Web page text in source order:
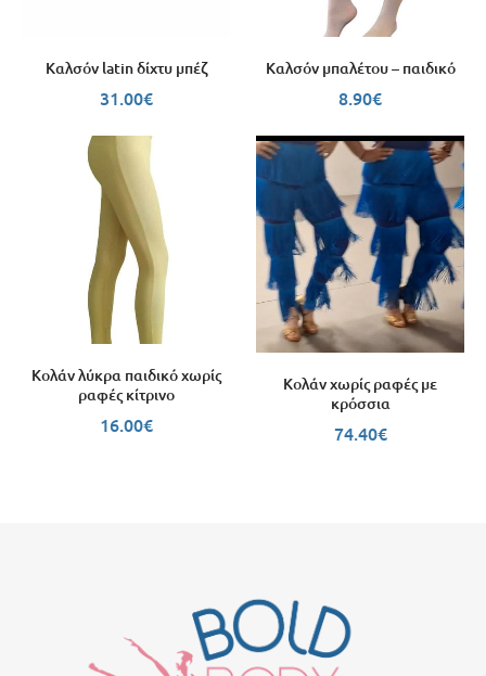
Καλσόν latin δίχτυ μπέζ
31.00€
Καλσόν μπαλέτου – παιδικό
8.90€
Κολάν λύκρα παιδικό χωρίς
ραφές κίτρινο
16.00€
Κολάν χωρίς ραφές με
κρόσσια
74.40€